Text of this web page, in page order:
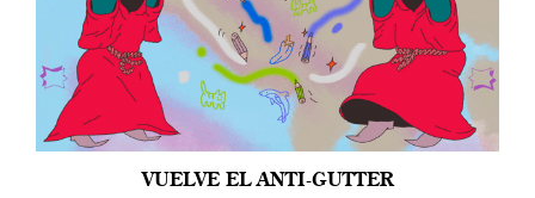
VUELVE EL ANTI-GUTTER